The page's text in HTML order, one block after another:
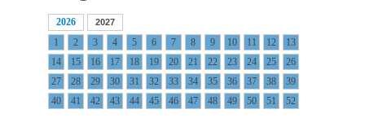
2026 2027
1 2 3 4 5 6 7 8 9 10 11 12
13
14
15 16 17 18 19 20 21 22 23 24 25
26
27
28 29 30 31 32 33 34 35 36 37 38
39
40
41 42 43 44 45 46 47 48 49 50 51 52